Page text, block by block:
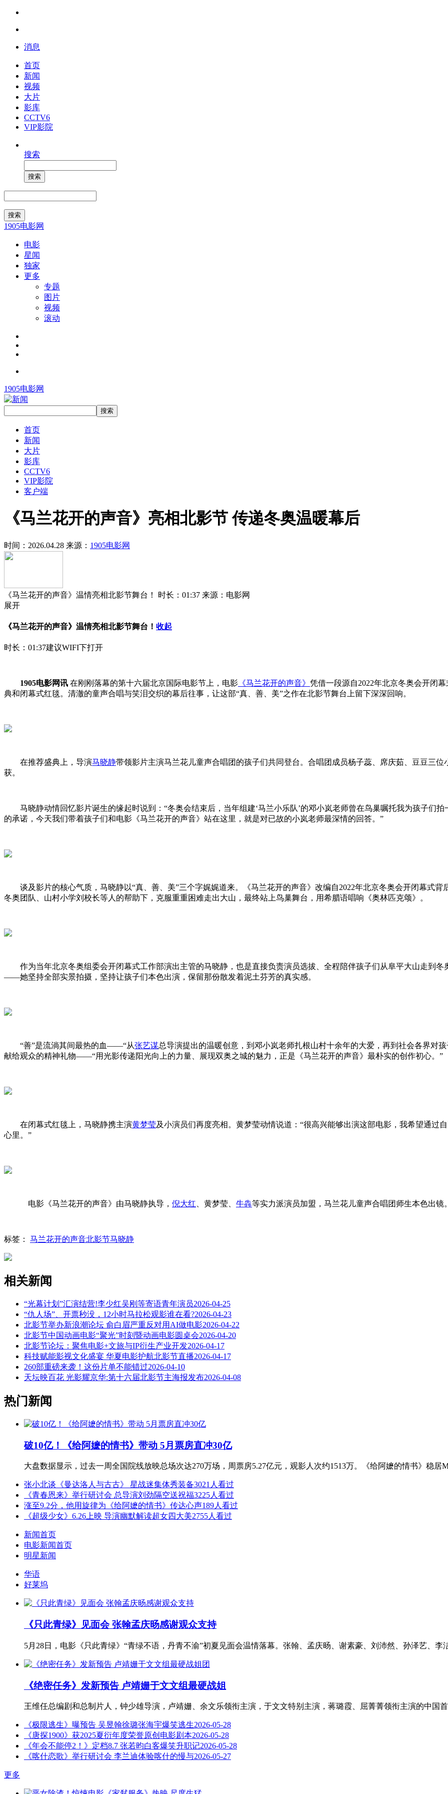
消息
首页
新闻
视频
大片
影库
CCTV6
VIP影院
搜索
1905电影网
电影
星闻
独家
更多
专题
图片
视频
滚动
1905电影网
首页
新闻
大片
影库
CCTV6
VIP影院
客户端
《马兰花开的声音》亮相北影节 传递冬奥温暖幕后
时间：2026.04.28 来源： 1905电影网
《马兰花开的声音》温情亮相北影节舞台！ 时长：01:37 来源：电影网
展开
《马兰花开的声音》温情亮相北影节舞台！ 收起
时长：01:37建议WIFI下打开
1905电影网讯 在刚刚落幕的第十六届北京国际电影节上，电影 《马兰花开的声音》 凭借一段源自2022年北京冬奥会开闭
典和闭幕式红毯。清澈的童声合唱与笑泪交织的幕后往事，让这部“真、善、美”之作在北影节舞台上留下深深回响。
在推荐盛典上，导演马晓静带领影片主演马兰花儿童声合唱团的孩子们共同登台。合唱团成员杨子蕊、席庆茹、豆豆三
获。
马晓静动情回忆影片诞生的缘起时说到：“冬奥会结束后，当年组建‘马兰小乐队’的邓小岚老师曾在鸟巢嘱托我为孩子们
的承诺，今天我们带着孩子们和电影《马兰花开的声音》站在这里，就是对已故的小岚老师最深情的回答。”
谈及影片的核心气质，马晓静以“真、善、美”三个字娓娓道来。《马兰花开的声音》改编自2022年北京冬奥会开闭幕式
冬奥团队、山村小学刘校长等人的帮助下，克服重重困难走出大山，最终站上鸟巢舞台，用希腊语唱响《奥林匹克颂》。
作为当年北京冬奥组委会开闭幕式工作部演出主管的马晓静，也是直接负责演员选拔、全程陪伴孩子们从阜平大山走到
——她坚持全部实景拍摄，坚持让孩子们本色出演，保留那份散发着泥土芬芳的真实感。
“善”是流淌其间最热的血——“从张艺谋总导演提出的温暖创意，到邓小岚老师扎根山村十余年的大爱，再到社会各界对
献给观众的精神礼物——“用光影传递阳光向上的力量、展现双奥之城的魅力，正是《马兰花开的声音》最朴实的创作初心。”
在闭幕式红毯上，马晓静携主演黄梦莹及小演员们再度亮相。黄梦莹动情说道：“很高兴能够出演这部电影，我希望通过
心里。”
电影《马兰花开的声音》由马晓静执导， 倪大红、黄梦莹、 牛犇等实力派演员加盟，马兰花儿童声合唱团师生本色出
标签： 马兰花开的声音北影节马晓静
相关新闻
“光幕计划”汇演结营!李少红吴刚等寄语青年演员2026-04-25
“仇人场”、开票秒没，12小时马拉松观影谁在看?2026-04-23
北影节举办新浪潮论坛 俞白眉严重反对用AI做电影2026-04-22
北影节中国动画电影“聚光”时刻暨动画电影圆桌会2026-04-20
北影节论坛：聚焦电影+文旅与IP衍生产业开发2026-04-17
科技赋能影视文化盛宴 华夏电影护航北影节直播2026-04-17
260部重磅来袭！这份片单不能错过2026-04-10
天坛映百花 光影耀京华:第十六届北影节主海报发布2026-04-08
热门新闻
破10亿！《给阿嬷的情书》带动 5月票房直冲30亿
大盘数据显示，过去一周全国院线放映总场次达270万场，周票房5.27亿元，观影人次约1513万。《给阿嬷的情书》稳
张小北谈《曼达洛人与古古》 星战迷集体秀装备3021人看过
《青春恩来》举行研讨会 总导演刘劲隔空送祝福3225人看过
涨至9.2分，他用旋律为《给阿嬷的情书》传达心声189人看过
《超级少女》6.26上映 导演幽默解读超女四大美2755人看过
新闻首页
电影新闻首页
明星新闻
华语
好莱坞
《只此青绿》见面会 张翰孟庆旸感谢观众支持
5月28日，电影《只此青绿》“青绿不语，丹青不渝”初夏见面会温情落幕。张翰、孟庆旸、谢素豪、刘沛然、孙泽艺、
《绝密任务》发新预告 卢靖姗于文文组最硬战姐
王维任总编剧和总制片人，钟少雄导演，卢靖姗、余文乐领衔主演，于文文特别主演，蒋璐霞、屈菁菁领衔主演的中国
《极限逃生》曝预告 吴昱翰徐璐张海宇爆笑逃生2026-05-28
《唐探1900》获2025夏衍年度荣誉原创电影剧本2026-05-28
《年会不能停2！》定档8.7 张若昀白客爆笑升职记2026-05-28
《喀什恋歌》举行研讨会 李兰迪体验喀什的慢与2026-05-27
更多